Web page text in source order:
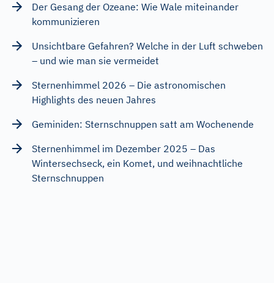
Der Gesang der Ozeane: Wie Wale miteinander
kommunizieren
Unsichtbare Gefahren? Welche in der Luft schweben
– und wie man sie vermeidet
Sternenhimmel 2026 – Die astronomischen
Highlights des neuen Jahres
Geminiden: Sternschnuppen satt am Wochenende
Sternenhimmel im Dezember 2025 – Das
Wintersechseck, ein Komet, und weihnachtliche
Sternschnuppen